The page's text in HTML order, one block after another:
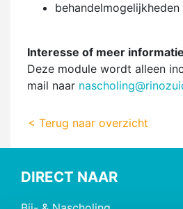
behandelmogelijkheden
Interesse of meer
Deze module wordt alleen
mail naar
< Terug naar overzicht
DIRECT NAAR